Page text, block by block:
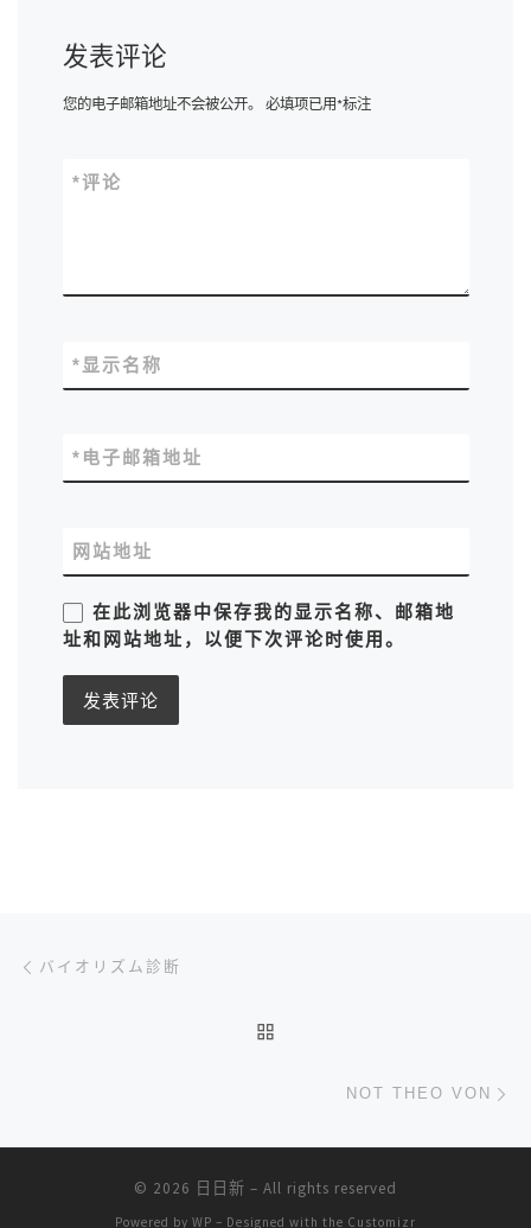
发表评论
您的电子邮箱地址不会被公开。 必填项已用*标注
评论
*
显示名称
*
电子邮箱地址
*
网站地址
在此浏览器中保存我的显示名称、邮箱地
址和网站地址，以便下次评论时使用。
文章导航
バイオリズム診断
NOT THEO VON
© 2026 日日新 – All rights reserved
Powered by WP – Designed with the Customizr